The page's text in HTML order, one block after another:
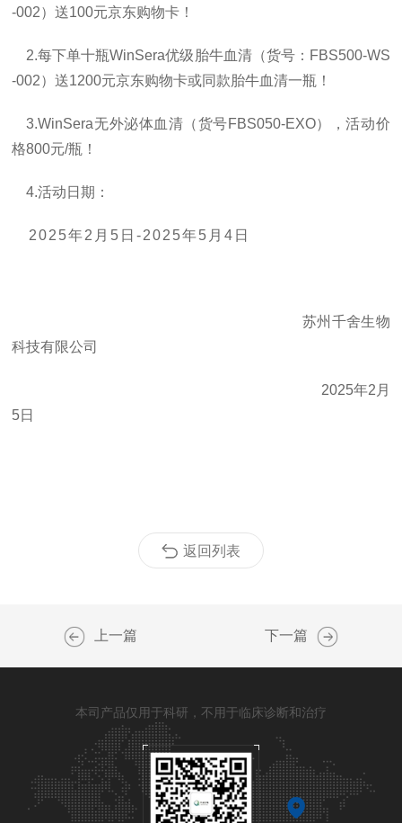
-002）送100元京东购物卡！
2.每下单十瓶WinSera优级胎牛血清（货号：FBS500-WS
-002）送1200元京东购物卡或同款胎牛血清一瓶！
3.WinSera无外泌体血清（货号FBS050-EXO），活动价
格800元/瓶！
4.活动日期：
202 5年2 月 5 日-2025年5 月4 日
苏州千舍生物
科技有限公司
2025年2月
5日
返回列表
上一篇 下一篇
本司产品仅用于科研，不用于临床诊断和治疗